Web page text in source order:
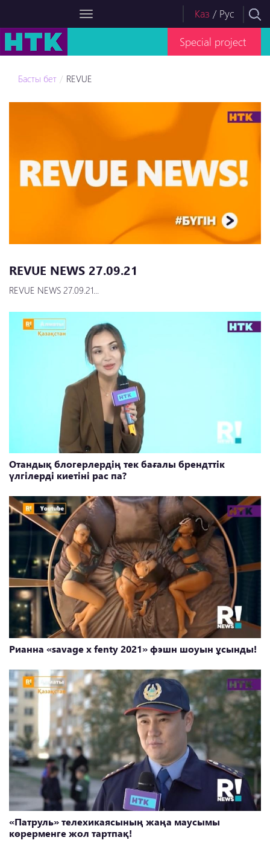
Каз / Рус
Special project
Басты бет REVUE
REVUE NEWS 27.09.21
REVUE NEWS 27.09.21...
Отандық блогерлердің тек бағалы брендттік
үлгілерді киетіні рас па?
Рианна «savage x fenty 2021» фэшн шоуын ұсынды!
«Патруль» телехикаясының жаңа маусымы
көрерменге жол тартпақ!